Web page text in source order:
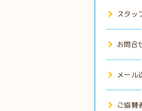
スタッ
お問合
メール
ご協賛